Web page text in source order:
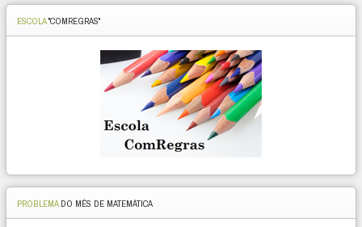
ESCOLA"COMREGRAS"
PROBLEMADO MÊS DE MATEMÁTICA